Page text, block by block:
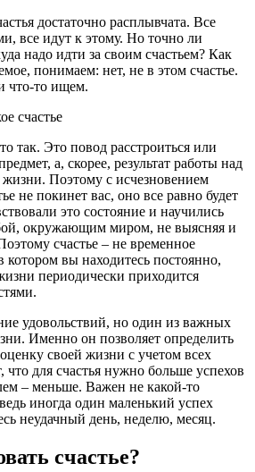
достаточно расплывчата. Все
все идут к этому. Но точно ли
надо идти за своим счастьем? Как
понимаем: нет, не в этом счастье.
что-то ищем.
так. Это повод расстроиться или
а, скорее, результат работы над
жизни. Поэтому с исчезновением
не покинет вас, оно все равно будет
это состояние и научились
окружающим миром, не выясняя и
счастье – не временное
котором вы находитесь постоянно,
периодически приходится
удовольствий, но один из важных
Именно он позволяет определить
своей жизни с учетом всех
что для счастья нужно больше успехов
– меньше. Важен не какой-то
иногда один маленький успех
неудачный день, неделю, месяц.
счастье?